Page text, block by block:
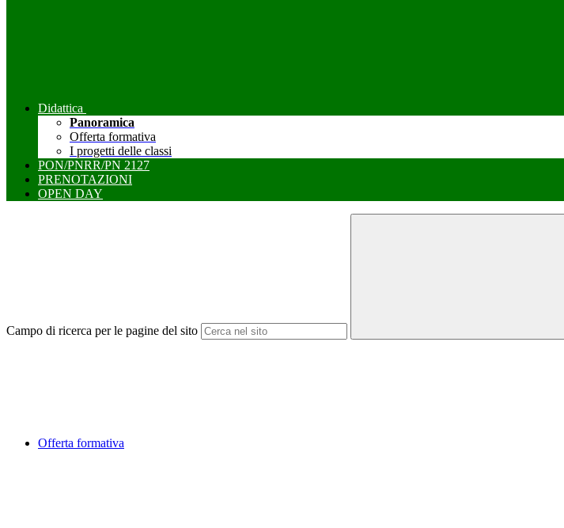
Didattica
Panoramica
Offerta formativa
I progetti delle classi
PON/PNRR/PN 2127
PRENOTAZIONI
OPEN DAY
Campo di ricerca per le pagine del sito
Offerta formativa